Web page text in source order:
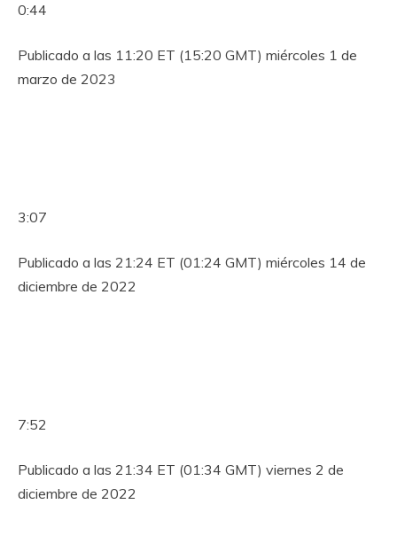
0:44
Publicado a las 11:20 ET (15:20 GMT) miércoles 1 de
marzo de 2023
3:07
Publicado a las 21:24 ET (01:24 GMT) miércoles 14 de
diciembre de 2022
7:52
Publicado a las 21:34 ET (01:34 GMT) viernes 2 de
diciembre de 2022